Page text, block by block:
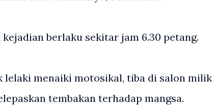
berlaku sekitar jam 6.30 petang.
lelaki menaiki motosikal, tiba di salon milik
tembakan terhadap mangsa.